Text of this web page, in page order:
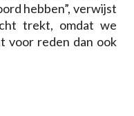
hebben”, verwijst
trekt, omdat we
voor reden dan ook